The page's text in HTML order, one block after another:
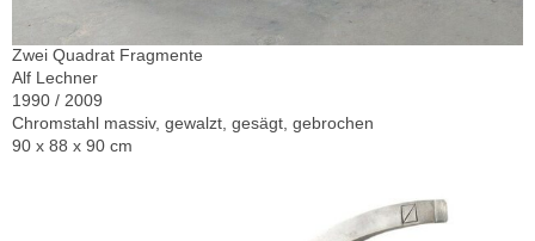
Zwei Quadrat Fragmente
Alf Lechner
1990 / 2009
Chromstahl massiv, gewalzt, gesägt, gebrochen
90 x 88 x 90 cm